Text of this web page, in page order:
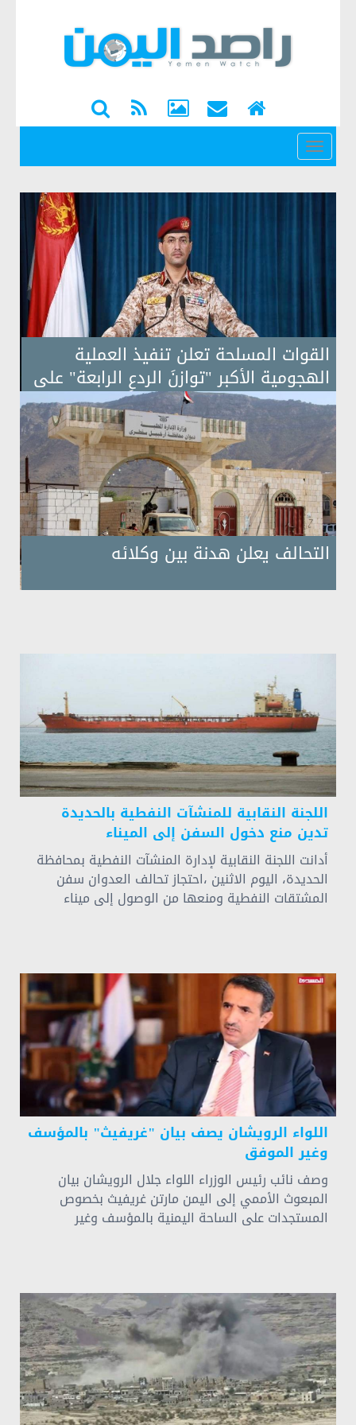
القائمة
القوات المسلحة تعلن تنفيذ العملية
الهجومية الأكبر "توازنَ الردعِ الرابعة" على
الرياض
التحالف يعلن هدنة بين وكلائه
اللجنة النقابية للمنشآت النفطية بالحديدة
تدين منع دخول السفن إلى الميناء
أدانت اللجنة النقابية لإدارة المنشآت النفطية بمحافظة
الحديدة، اليوم الاثنين ،احتجاز تحالف العدوان سفن
المشتقات النفطية ومنعها من الوصول إلى ميناء
اللواء الرويشان يصف بيان "غريفيث" بالمؤسف
وغير الموفق
وصف نائب رئيس الوزراء اللواء جلال الرويشان بيان
المبعوث الأممي إلى اليمن مارتن غريفيث بخصوص
المستجدات على الساحة اليمنية بالمؤسف وغير